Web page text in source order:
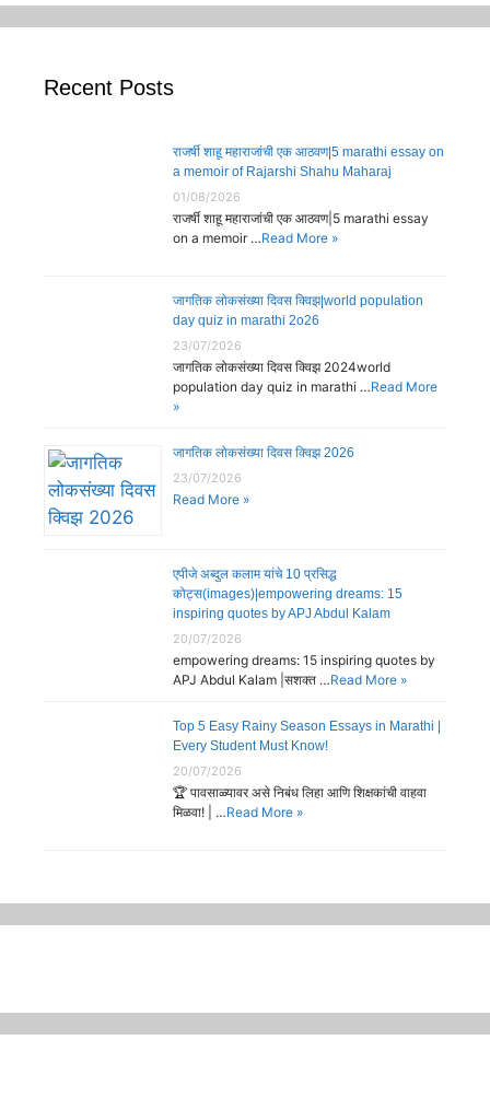
Recent Posts
राजर्षी शाहू महाराजांची एक आठवण|5 marathi essay on
a memoir of Rajarshi Shahu Maharaj
01/08/2026
राजर्षी शाहू महाराजांची एक आठवण|5 marathi essay
on a memoir …Read More »
जागतिक लोकसंख्या दिवस क्विझ|world population
day quiz in marathi 2o26
23/07/2026
जागतिक लोकसंख्या दिवस क्विझ 2024world
population day quiz in marathi …Read More
»
जागतिक लोकसंख्या दिवस क्विझ 2026
23/07/2026
Read More »
एपीजे अब्दुल कलाम यांचे 10 प्रसिद्ध
कोट्स(images)|empowering dreams: 15
inspiring quotes by APJ Abdul Kalam
20/07/2026
empowering dreams: 15 inspiring quotes by
APJ Abdul Kalam |सशक्त …Read More »
Top 5 Easy Rainy Season Essays in Marathi |
Every Student Must Know!
20/07/2026
🏆 पावसाळ्यावर असे निबंध लिहा आणि शिक्षकांची वाहवा
मिळवा! | …Read More »